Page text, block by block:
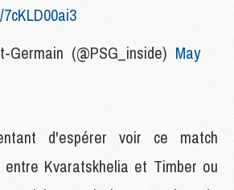
(@PSG_inside) May
d'espérer voir ce match
entre Kvaratskhelia et Timber ou